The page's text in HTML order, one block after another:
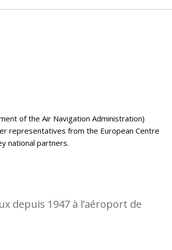
of the Air Navigation Administration)
representatives from the European Centre
national partners.
depuis 1947 à l’aéroport de